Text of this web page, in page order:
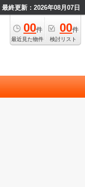
最終更新：2026年08月07日
00件
最近見た物件
00件
検討リスト